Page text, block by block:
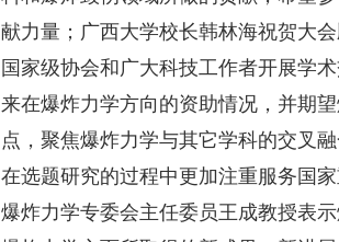
献力量；广西大学校长韩林海祝贺大
国家级协会和广大科技工作者开展学
来在爆炸力学方向的资助情况，并期
点，聚焦爆炸力学与其它学科的交叉
在选题研究的过程中更加注重服务国
爆炸力学专委会主任委员王成教授表